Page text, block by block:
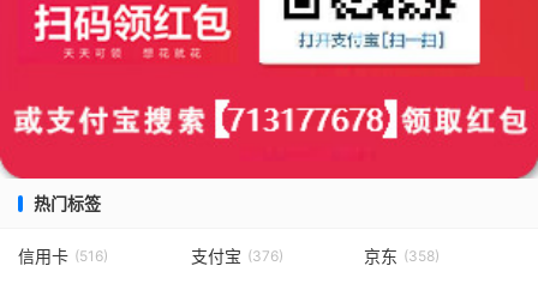
热门标签
信用卡 (516) 支付宝 (376) 京东 (358)